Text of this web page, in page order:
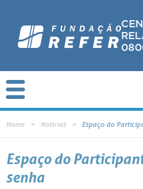
Home Notícias Espaço do
Espaço do
senha